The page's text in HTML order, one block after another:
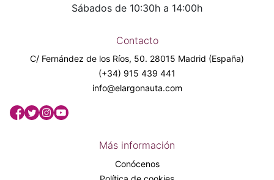
Sábados de 10:30h a 14:00h
Contacto
C/ Fernández de los Ríos, 50. 28015 Madrid (España)
(+34) 915 439 441
info@elargonauta.com
Más información
Conócenos